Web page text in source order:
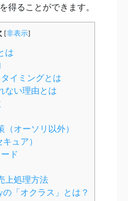
得ることができます。
[非表示]
は
イミングとは
ない理由とは
オーソリ以外）
ュア）
ド
上処理方法
の「オクラス」とは？